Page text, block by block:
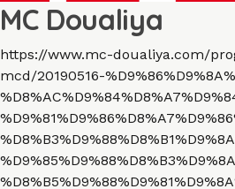
MC Doualiya
https://www.mc-doualiya.com/
mcd/20190516-